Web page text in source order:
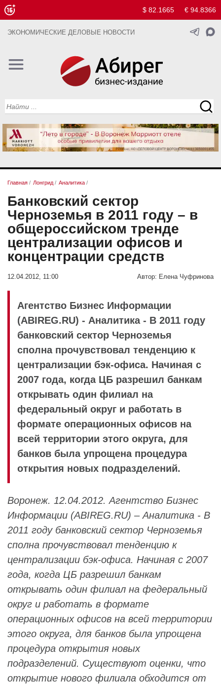
$ 82.1665 € 94.8366
ЭКОНОМИЧЕСКИЕ ДЕЛОВЫЕ НОВОСТИ
Главная / Лонгрид / Аналитика /
Банковский сектор
Черноземья в 2011 году – в
общероссийском тренде
централизации офисов и
концентрации средств
12.04.2012, 11:00 Автор: Елена Чуфринова
Агентство Бизнес Информации
(ABIREG.RU) - Аналитика - В 2011 году
банковский сектор Черноземья
сполна прочувствовал тенденцию к
централизации бэк-офиса. Начиная с
2007 года, когда ЦБ разрешил банкам
открывать один филиал на
федеральный округ и работать в
формате операционных офисов на
всей территории этого округа, для
банков была упрощена процедура
открытия новых подразделений.
Воронеж. 12.04.2012. Агентство Бизнес
Информации (ABIREG.RU) – Аналитика - В
2011 году банковский сектор Черноземья
сполна прочувствовал тенденцию к
централизации бэк-офиса. Начиная с 2007
года, когда ЦБ разрешил банкам
открывать один филиал на федеральный
округ и работать в формате
операционных офисов на всей территории
этого округа, для банков была упрощена
процедура открытия новых
подразделений. Существуют оценки, что
открытие нового филиала обходится от